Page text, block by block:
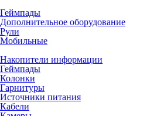
Геймпады
Дополнительное оборудование
Рули
Мобильные
Накопители информации
Геймпады
Колонки
Гарнитуры
Источники питания
Кабели